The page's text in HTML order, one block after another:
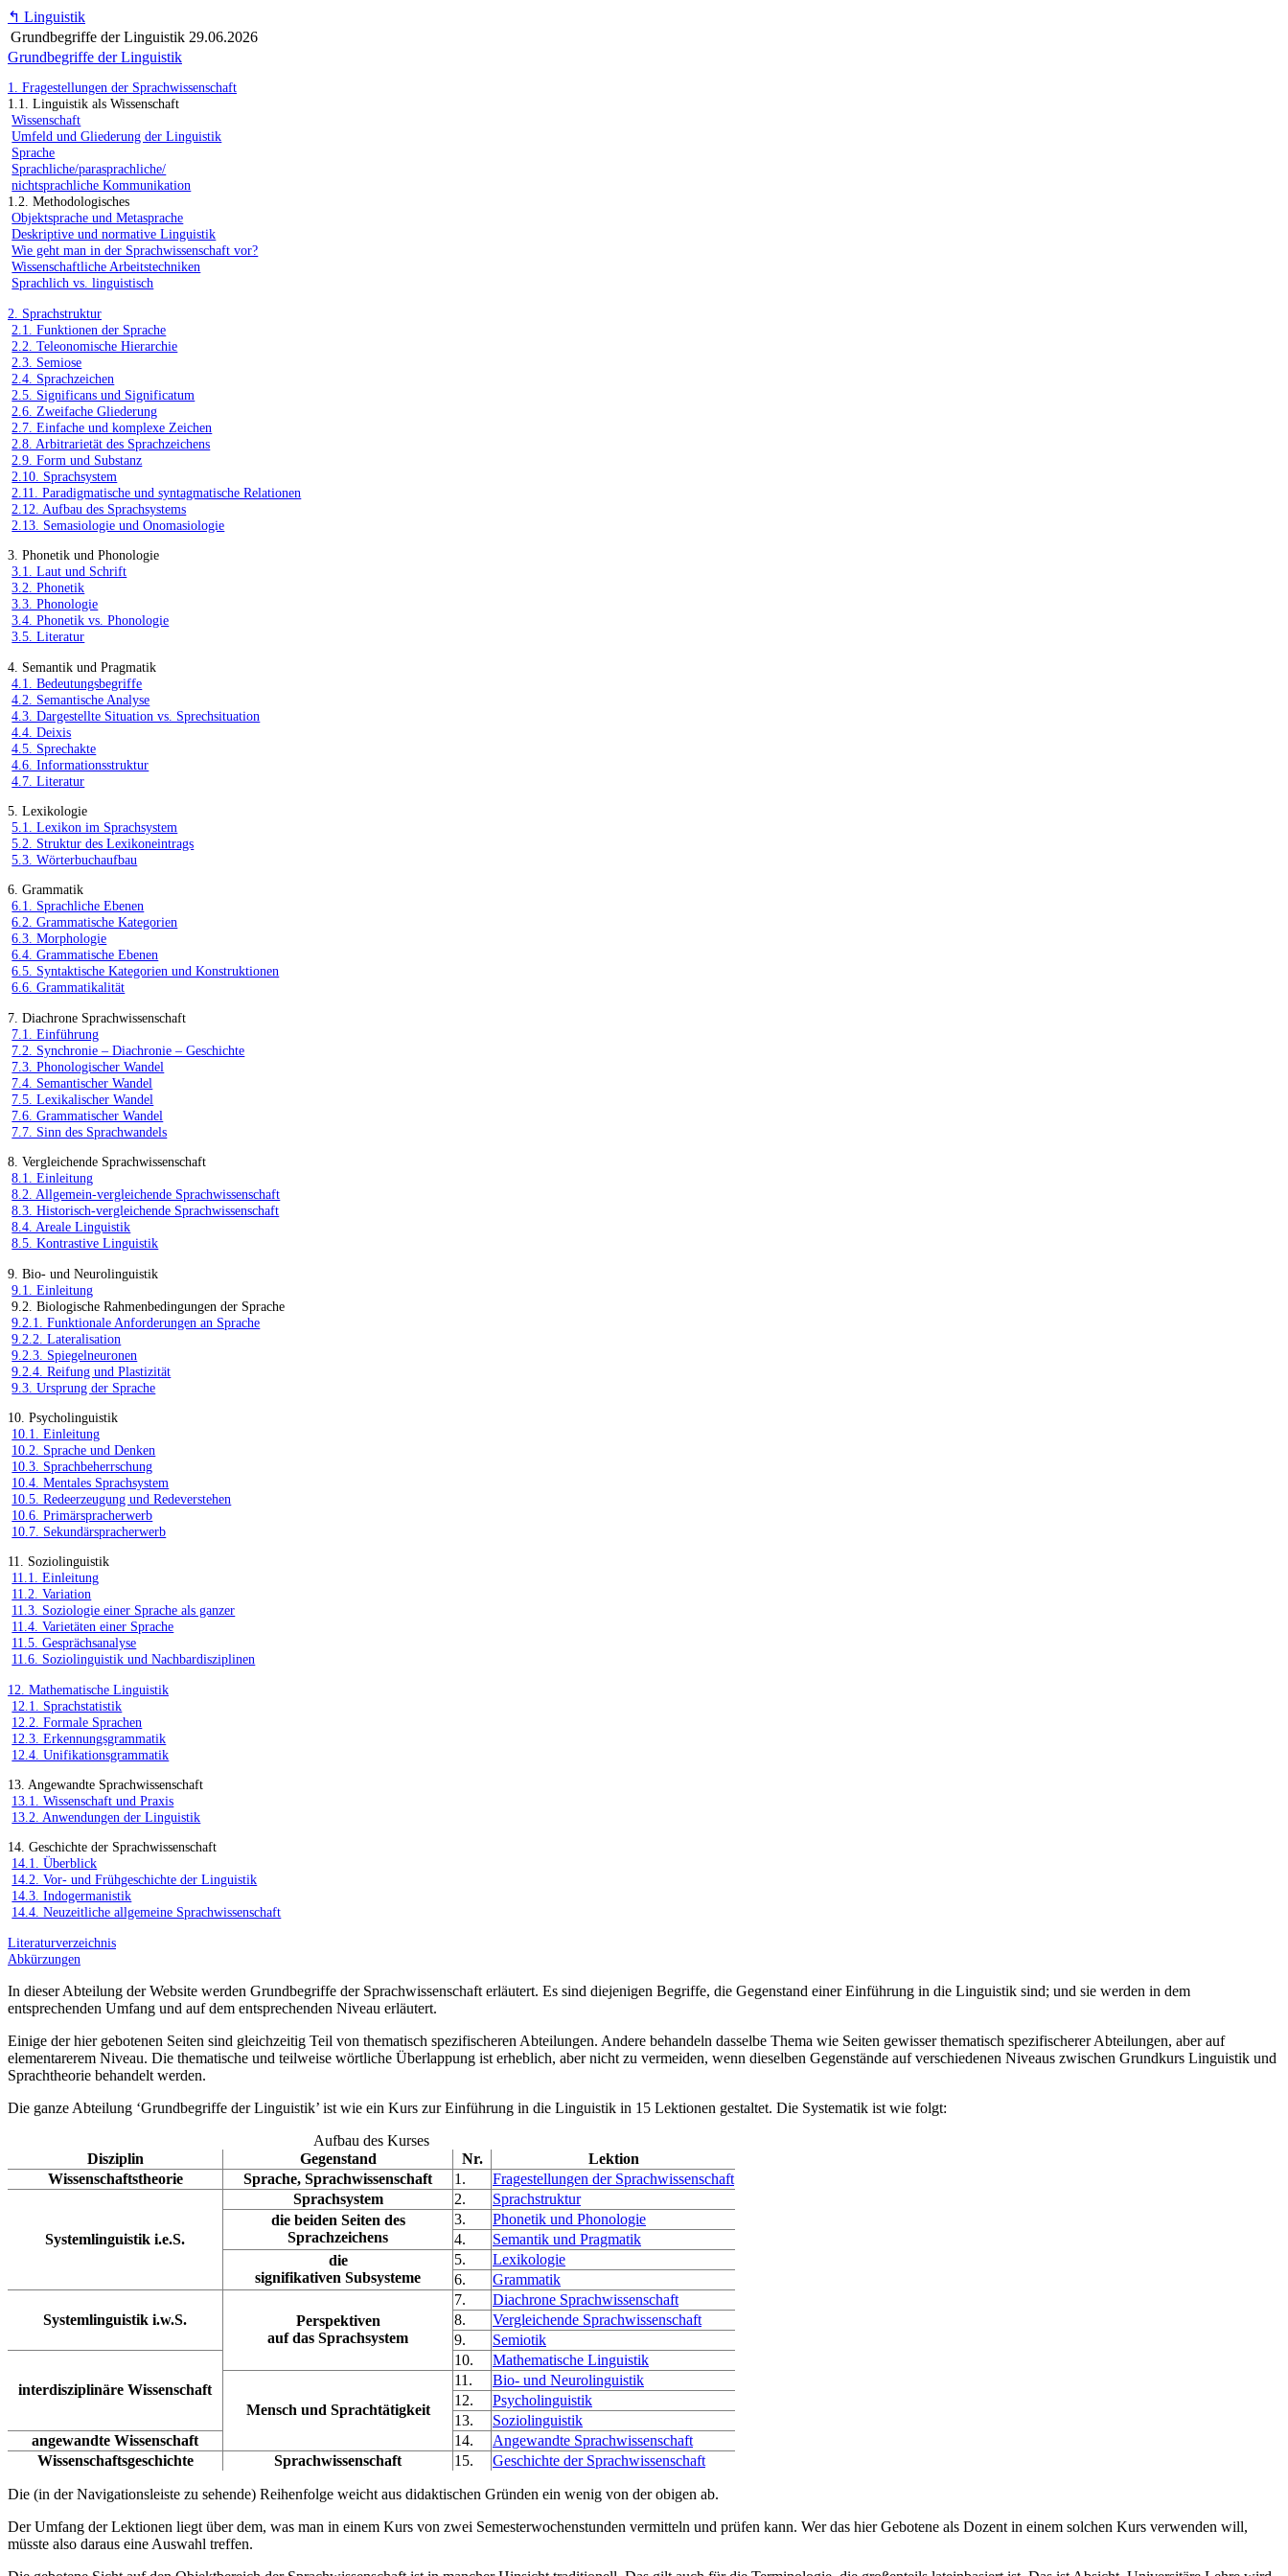
↰ Linguistik
Grundbegriffe der Linguistik 29.06.2026
Grundbegriffe der Linguistik
1. Fragestellungen der Sprachwissenschaft
1.1. Linguistik als Wissenschaft
Wissenschaft
Umfeld und Gliederung der Linguistik
Sprache
Sprachliche/parasprachliche/
nichtsprachliche Kommunikation
1.2. Methodologisches
Objektsprache und Metasprache
Deskriptive und normative Linguistik
Wie geht man in der Sprachwissenschaft vor?
Wissenschaftliche Arbeitstechniken
Sprachlich vs. linguistisch
2. Sprachstruktur
2.1. Funktionen der Sprache
2.2. Teleonomische Hierarchie
2.3. Semiose
2.4. Sprachzeichen
2.5. Significans und Significatum
2.6. Zweifache Gliederung
2.7. Einfache und komplexe Zeichen
2.8. Arbitrarietät des Sprachzeichens
2.9. Form und Substanz
2.10. Sprachsystem
2.11. Paradigmatische und syntagmatische Relationen
2.12. Aufbau des Sprachsystems
2.13. Semasiologie und Onomasiologie
3. Phonetik und Phonologie
3.1. Laut und Schrift
3.2. Phonetik
3.3. Phonologie
3.4. Phonetik vs. Phonologie
3.5. Literatur
4. Semantik und Pragmatik
4.1. Bedeutungsbegriffe
4.2. Semantische Analyse
4.3. Dargestellte Situation vs. Sprechsituation
4.4. Deixis
4.5. Sprechakte
4.6. Informationsstruktur
4.7. Literatur
5. Lexikologie
5.1. Lexikon im Sprachsystem
5.2. Struktur des Lexikoneintrags
5.3. Wörterbuchaufbau
6. Grammatik
6.1. Sprachliche Ebenen
6.2. Grammatische Kategorien
6.3. Morphologie
6.4. Grammatische Ebenen
6.5. Syntaktische Kategorien und Konstruktionen
6.6. Grammatikalität
7. Diachrone Sprachwissenschaft
7.1. Einführung
7.2. Synchronie – Diachronie – Geschichte
7.3. Phonologischer Wandel
7.4. Semantischer Wandel
7.5. Lexikalischer Wandel
7.6. Grammatischer Wandel
7.7. Sinn des Sprachwandels
8. Vergleichende Sprachwissenschaft
8.1. Einleitung
8.2. Allgemein-vergleichende Sprachwissenschaft
8.3. Historisch-vergleichende Sprachwissenschaft
8.4. Areale Linguistik
8.5. Kontrastive Linguistik
9. Bio- und Neurolinguistik
9.1. Einleitung
9.2. Biologische Rahmenbedingungen der Sprache
9.2.1. Funktionale Anforderungen an Sprache
9.2.2. Lateralisation
9.2.3. Spiegelneuronen
9.2.4. Reifung und Plastizität
9.3. Ursprung der Sprache
10. Psycholinguistik
10.1. Einleitung
10.2. Sprache und Denken
10.3. Sprachbeherrschung
10.4. Mentales Sprachsystem
10.5. Redeerzeugung und Redeverstehen
10.6. Primärspracherwerb
10.7. Sekundärspracherwerb
11. Soziolinguistik
11.1. Einleitung
11.2. Variation
11.3. Soziologie einer Sprache als ganzer
11.4. Varietäten einer Sprache
11.5. Gesprächsanalyse
11.6. Soziolinguistik und Nachbardisziplinen
12. Mathematische Linguistik
12.1. Sprachstatistik
12.2. Formale Sprachen
12.3. Erkennungsgrammatik
12.4. Unifikationsgrammatik
13. Angewandte Sprachwissenschaft
13.1. Wissenschaft und Praxis
13.2. Anwendungen der Linguistik
14. Geschichte der Sprachwissenschaft
14.1. Überblick
14.2. Vor- und Frühgeschichte der Linguistik
14.3. Indogermanistik
14.4. Neuzeitliche allgemeine Sprachwissenschaft
Literaturverzeichnis
Abkürzungen
In dieser Abteilung der Website werden Grundbegriffe der Sprachwissenschaft erläutert. Es sind diejenigen Begriffe, die Gegenstand einer Einführung in die Linguistik sind; und sie werden in dem
entsprechenden Umfang und auf dem entsprechenden Niveau erläutert.
Einige der hier gebotenen Seiten sind gleichzeitig Teil von thematisch spezifischeren Abteilungen. Andere behandeln dasselbe Thema wie Seiten gewisser thematisch spezifischerer Abteilungen, aber auf
elementarerem Niveau. Die thematische und teilweise wörtliche Überlappung ist erheblich, aber nicht zu vermeiden, wenn dieselben Gegenstände auf verschiedenen Niveaus zwischen Grundkurs Linguistik und
Sprachtheorie behandelt werden.
Die ganze Abteilung ‘Grundbegriffe der Linguistik’ ist wie ein Kurs zur Einführung in die Linguistik in 15 Lektionen gestaltet. Die Systematik ist wie folgt:
Aufbau des Kurses
Disziplin
Gegenstand Nr.
Lektion
Wissenschaftstheorie
Sprache, Sprachwissenschaft 1. Fragestellungen der Sprachwissenschaft
Systemlinguistik i.e.S.
Sprachsystem 2.
Sprachstruktur
die beiden Seiten des
Sprachzeichens
3.
Phonetik und Phonologie
4.
Semantik und Pragmatik
die
signifikativen Subsysteme
5.
Lexikologie
6.
Grammatik
Systemlinguistik i.w.S.
Perspektiven
auf das Sprachsystem
7.
Diachrone Sprachwissenschaft
8.
Vergleichende Sprachwissenschaft
9.
Semiotik
interdisziplinäre Wissenschaft
10. Mathematische Linguistik
Mensch und Sprachtätigkeit
11.
Bio- und Neurolinguistik
12.
Psycholinguistik
13.
Soziolinguistik
angewandte Wissenschaft
14.
Angewandte Sprachwissenschaft
Wissenschaftsgeschichte
Sprachwissenschaft 15. Geschichte der Sprachwissenschaft
Die (in der Navigationsleiste zu sehende) Reihenfolge weicht aus didaktischen Gründen ein wenig von der obigen ab.
Der Umfang der Lektionen liegt über dem, was man in einem Kurs von zwei Semesterwochenstunden vermitteln und prüfen kann. Wer das hier Gebotene als Dozent in einem solchen Kurs verwenden will,
müsste also daraus eine Auswahl treffen.